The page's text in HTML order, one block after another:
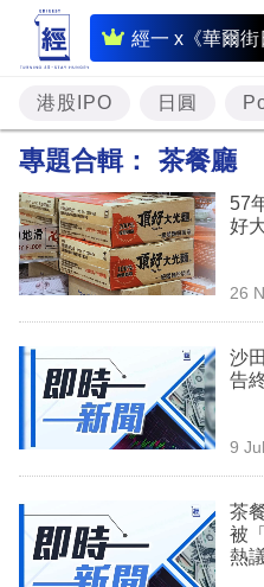
經一 x《華爾街
即
時
財
經
題
投
資
理
業
港股IPO 日圓
專題合輯： 茶餐廳
57
好
26
沙
告
9
茶
被
熱